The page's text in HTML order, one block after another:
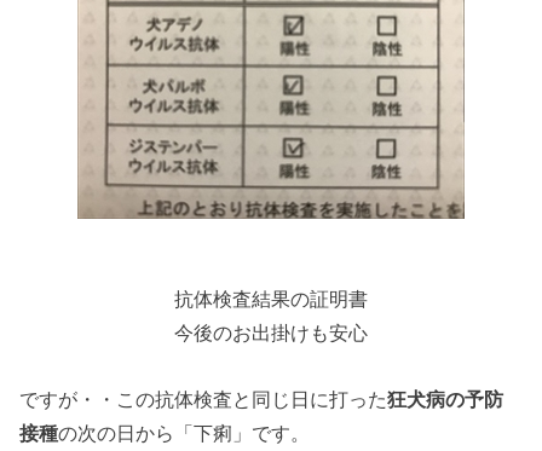
抗体検査結果の証明書
今後のお出掛けも安心
ですが・・この抗体検査と同じ日に打った狂犬病の予防
接種の次の日から「下痢」です。